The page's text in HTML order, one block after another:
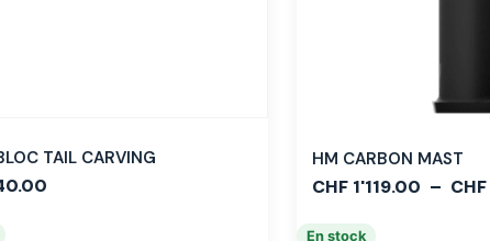
TAIL CARVING HM CARBON MAST
CHF 1'119.00 – CHF
En stock